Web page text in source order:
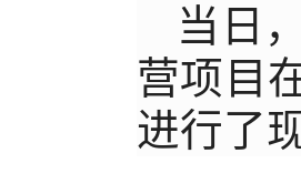
当日
营项目
进行了